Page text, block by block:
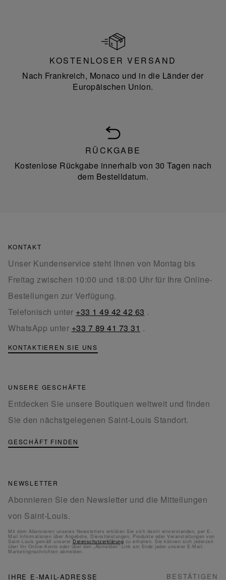
KOSTENLOSER VERSAND
Nach Frankreich, Monaco und in die Länder der
Europäischen Union.
RÜCKGABE
Kostenlose Rückgabe innerhalb von 30 Tagen nach
dem Bestelldatum.
KONTAKT
Unser Kundenservice steht Ihnen von Montag bis
Freitag zwischen 10:00 und 18:00 Uhr für Ihre Online-
Bestellungen zur Verfügung.
Telefonisch unter +33 1 49 42 42 63 .
WhatsApp unter +33 7 89 41 73 31 .
KONTAKTIEREN SIE UNS
UNSERE GESCHÄFTE
Entdecken Sie unsere Boutiquen weltweit und finden
Sie den nächstgelegenen Saint-Louis Standort.
GESCHÄFT FINDEN
NEWSLETTER
Abonnieren Sie den Newsletter und die Mitteilungen
von Saint-Louis.
Mit dem Abonnieren unseres Newsletters erklären Sie sich damit einverstanden, per E-
Mail Informationen über Angebote, Dienstleistungen, Produkte oder Veranstaltungen von
Saint-Louis gemäß unserer Datenschutzerklärung zu erhalten. Sie können sich jederzeit
über Ihr Online-Konto oder über den „Abmelden“-Link am Ende jeder unserer E-Mail-
Marketingnachrichten abmelden.
NEWSLETTER
Melden
BESTÄTIGEN